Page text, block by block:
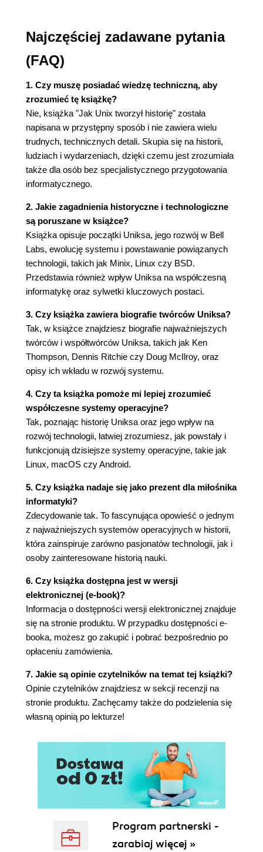
Rozdział 5. Wersja siódma (1976 - 1979) 113
5.1. Powłoka Bourne'a 114
5.2. Yacc, Lex, Make 116
5.4. Sed i Awk 143
5.5. Inne języki 148
5.6. Inne zasługi 153
Rozdział 6. Nie tylko badania 163
6.1. Programmer's Workbench 164
6.2. Licencje uniwersyteckie 168
6.3. Grupy użytkowników 170
6.5. Przenośność 173
Rozdział 7. Komercjalizacja 177
7.1. Podział 178
7.2. USL i SVR4 179
7.3. UNIXTM 181
7.4. Public relations 183
8.1. Berkeley Software Distribution 189
8.2. Wojny uniksowe 191
8.3. Minix i Linux 192
8.4. Plan 9 196
Rozdział 9. Dziedzictwo 201
9.1. Technologia 202
9.2. Organizacja 207
9.3. Uznanie 213
9.4. Czy historia mogłaby się powtórzyć? 216
Najczęściej zadawane pytania
(FAQ)
1. Czy muszę posiadać wiedzę techniczną, aby
zrozumieć tę książkę?
Nie, książka "Jak Unix tworzył historię" została
napisana w przystępny sposób i nie zawiera wielu
trudnych, technicznych detali. Skupia się na historii,
ludziach i wydarzeniach, dzięki czemu jest zrozumiała
także dla osób bez specjalistycznego przygotowania
informatycznego.
2. Jakie zagadnienia historyczne i technologiczne
są poruszane w książce?
Książka opisuje początki Uniksa, jego rozwój w Bell
Labs, ewolucję systemu i powstawanie powiązanych
technologii, takich jak Minix, Linux czy BSD.
Przedstawia również wpływ Uniksa na współczesną
informatykę oraz sylwetki kluczowych postaci.
3. Czy książka zawiera biografie twórców Uniksa?
Tak, w książce znajdziesz biografie najważniejszych
twórców i współtwórców Uniksa, takich jak Ken
Thompson, Dennis Ritchie czy Doug McIlroy, oraz
opisy ich wkładu w rozwój systemu.
4. Czy ta książka pomoże mi lepiej zrozumieć
współczesne systemy operacyjne?
Tak, poznając historię Uniksa oraz jego wpływ na
rozwój technologii, łatwiej zrozumiesz, jak powstały i
funkcjonują dzisiejsze systemy operacyjne, takie jak
Linux, macOS czy Android.
5. Czy książka nadaje się jako prezent dla miłośnika
informatyki?
Zdecydowanie tak. To fascynująca opowieść o jednym
z najważniejszych systemów operacyjnych w historii,
która zainspiruje zarówno pasjonatów technologii, jak i
osoby zainteresowane historią nauki.
6. Czy książka dostępna jest w wersji
elektronicznej (e-book)?
Informacja o dostępności wersji elektronicznej znajduje
się na stronie produktu. W przypadku dostępności e-
booka, możesz go zakupić i pobrać bezpośrednio po
opłaceniu zamówienia.
7. Jakie są opinie czytelników na temat tej książki?
Opinie czytelników znajdziesz w sekcji recenzji na
stronie produktu. Zachęcamy także do podzielenia się
własną opinią po lekturze!
Program partnerski -
zarabiaj więcej »